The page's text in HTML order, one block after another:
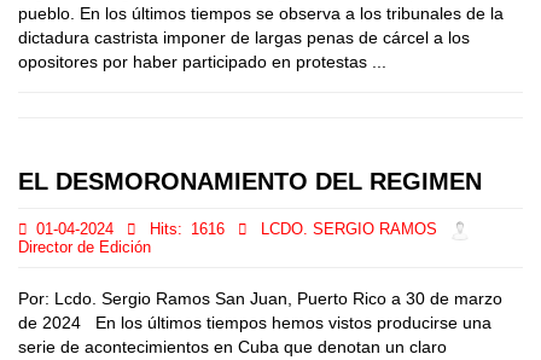
pueblo. En los últimos tiempos se observa a los tribunales de la
dictadura castrista imponer de largas penas de cárcel a los
opositores por haber participado en protestas ...
EL DESMORONAMIENTO DEL REGIMEN
01-04-2024 Hits: 1616
LCDO. SERGIO RAMOS
Director de Edición
Por: Lcdo. Sergio Ramos San Juan, Puerto Rico a 30 de marzo
de 2024 En los últimos tiempos hemos vistos producirse una
serie de acontecimientos en Cuba que denotan un claro